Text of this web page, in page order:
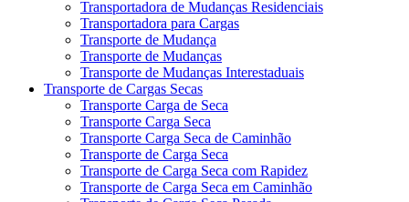
Transportadora de Mudanças Residenciais
Transportadora para Cargas
Transporte de Mudança
Transporte de Mudanças
Transporte de Mudanças Interestaduais
Transporte de Cargas Secas
Transporte Carga de Seca
Transporte Carga Seca
Transporte Carga Seca de Caminhão
Transporte de Carga Seca
Transporte de Carga Seca com Rapidez
Transporte de Carga Seca em Caminhão